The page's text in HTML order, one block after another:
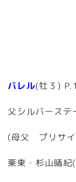
バレル(牡３)
父シルバース
(母父 プリサイ
栗東・杉山晴